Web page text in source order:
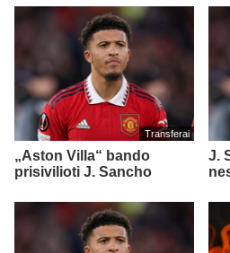
Transferai
„Aston Villa“ bando
prisivilioti J. Sancho
J.